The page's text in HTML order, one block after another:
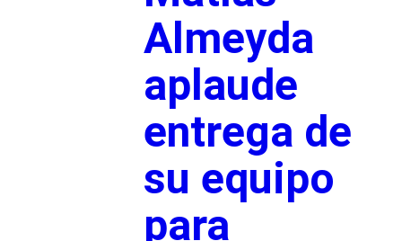
Almeyda
aplaude
entrega de
su equipo
para